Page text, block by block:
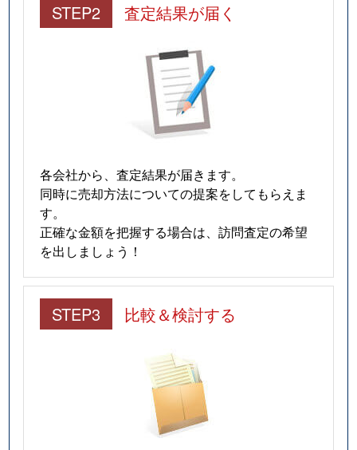
STEP2 査定結果が届く
各会社から、査定結果が届きます。
同時に売却方法についての提案をしてもらえま
す。
正確な金額を把握する場合は、訪問査定の希望
を出しましょう！
STEP3 比較＆検討する